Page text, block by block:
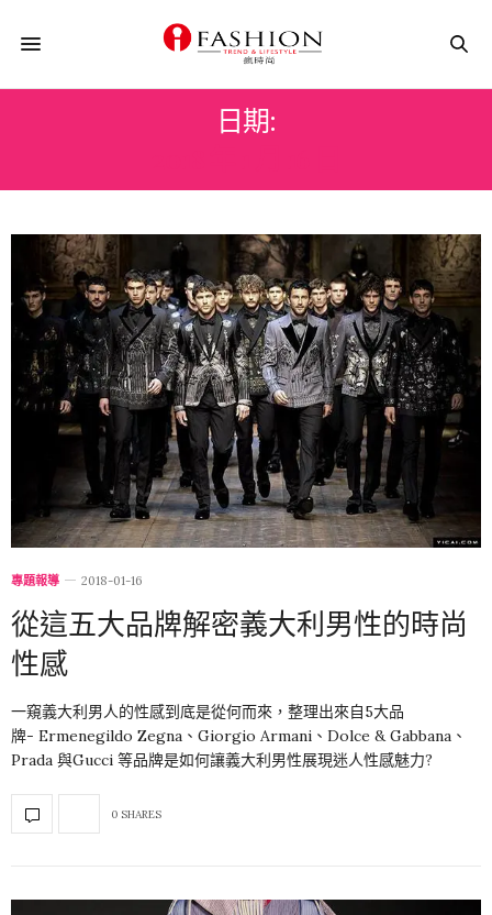
日期:
專題報導 2018-01-16
從這五大品牌解密義大利男性的時尚
性感
一窺義大利男人的性感到底是從何而來，整理出來自5大品
牌- Ermenegildo Zegna、Giorgio Armani、Dolce & Gabbana、
Prada 與Gucci 等品牌是如何讓義大利男性展現迷人性感魅力?
0 SHARES